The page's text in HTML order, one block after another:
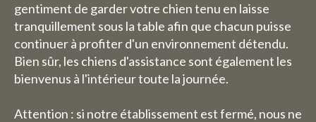
gentiment de garder votre chien tenu en laisse
tranquillement sous la table afin que chacun puisse
continuer à profiter d'un environnement détendu.
Bien sûr, les chiens d'assistance sont également les
bienvenus à l'intérieur toute la journée.
Attention : si notre établissement est fermé, nous ne